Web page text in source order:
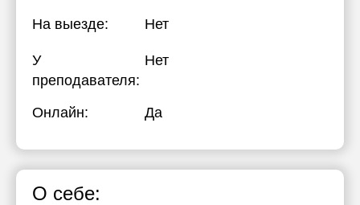
На выезде: Нет
У
преподавателя:
Нет
Онлайн: Да
О себе: